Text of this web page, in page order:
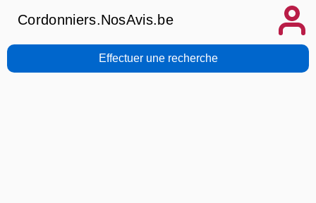
Cordonniers.NosAvis.be
Effectuer une recherche